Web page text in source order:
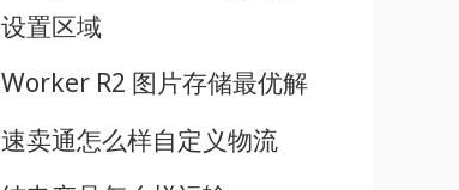
设置区域
Worker R2 图片存储最优解
速卖通怎么样自定义物流